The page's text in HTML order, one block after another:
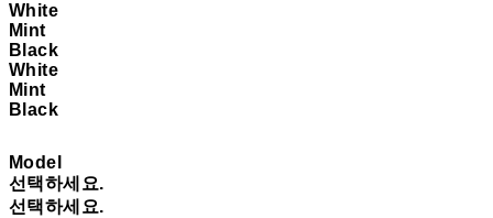
White
Mint
Black
White
Mint
Black
Model
선택하세요.
선택하세요.